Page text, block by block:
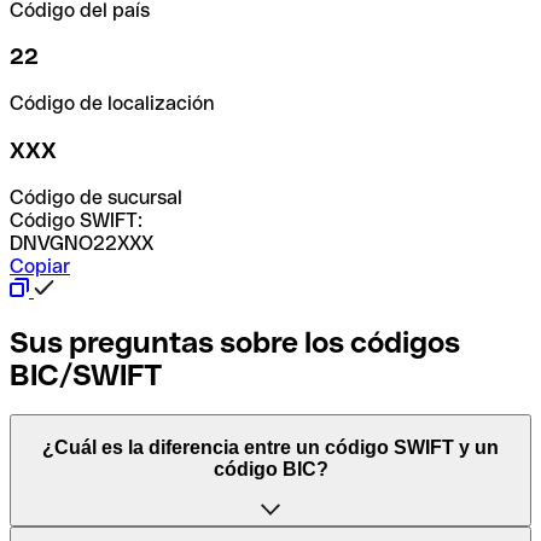
Código del país
22
Código de localización
XXX
Código de sucursal
Código SWIFT:
DNVGNO22XXX
Copiar
Sus preguntas sobre los códigos
BIC/SWIFT
¿Cuál es la diferencia entre un código SWIFT y un
código BIC?